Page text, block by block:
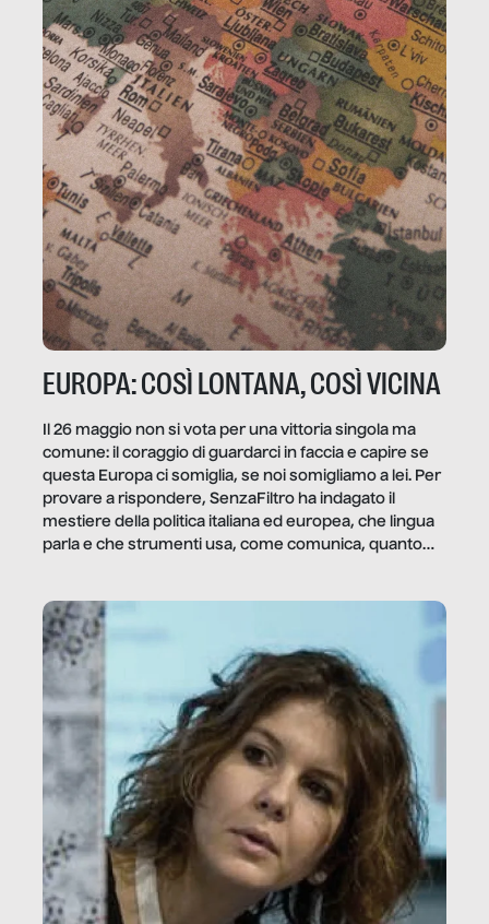
EUROPA: COSÌ LONTANA, COSÌ VICINA
Il 26 maggio non si vota per una vittoria singola ma
comune: il coraggio di guardarci in faccia e capire se
questa Europa ci somiglia, se noi somigliamo a lei. Per
provare a rispondere, SenzaFiltro ha indagato il
mestiere della politica italiana ed europea, che lingua
parla e che strumenti usa, come comunica, quanto